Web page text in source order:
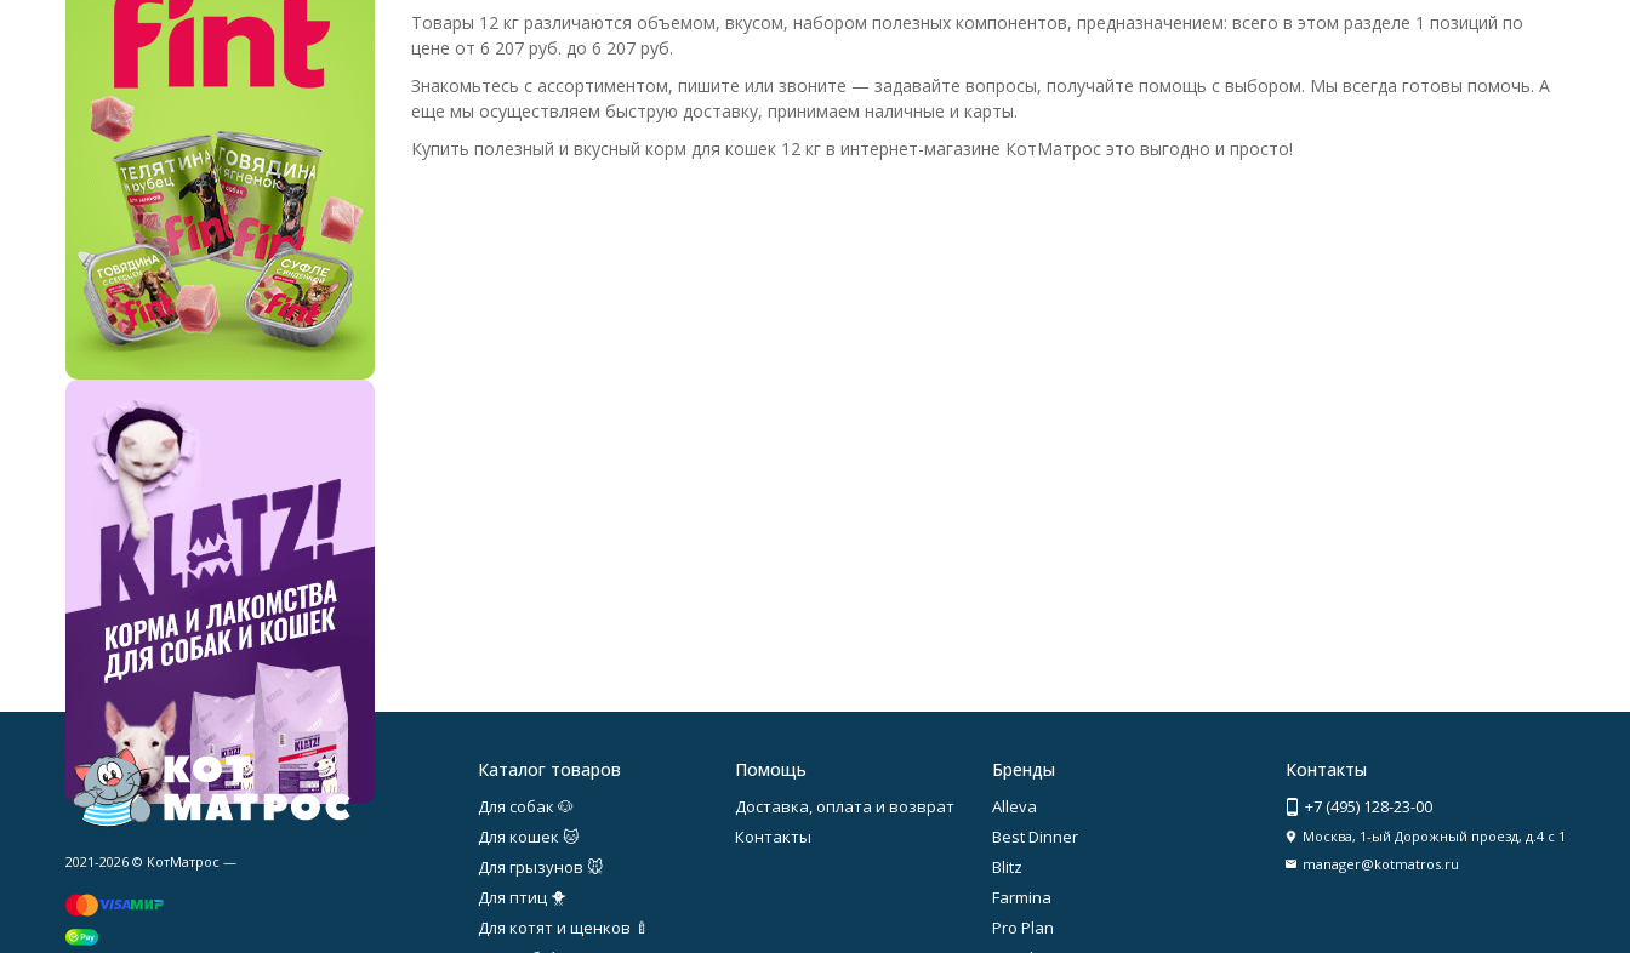
Товары 12 кг различаются объемом, вкусом, набором полезных компонентов, предназначением: всего в этом разделе 1 позиций по
цене от 6 207 руб. до 6 207 руб.
Знакомьтесь с ассортиментом, пишите или звоните — задавайте вопросы, получайте помощь с выбором. Мы всегда готовы помочь. А
еще мы осуществляем быструю доставку, принимаем наличные и карты.
Купить полезный и вкусный корм для кошек 12 кг в интернет-магазине КотМатрос это выгодно и просто!
2021-2026 © КотМатрос —
Каталог товаров
Для собак 🐶
Для кошек 🐱
Для грызунов 🐭
Для птиц 🐥
Для котят и щенков 🍼
Помощь
Доставка, оплата и возврат
Контакты
Бренды
Alleva
Best Dinner
Blitz
Farmina
Pro Plan
Контакты
+7 (495) 128-23-00
Москва, 1-ый Дорожный проезд, д.4 с 1
manager@kotmatros.ru